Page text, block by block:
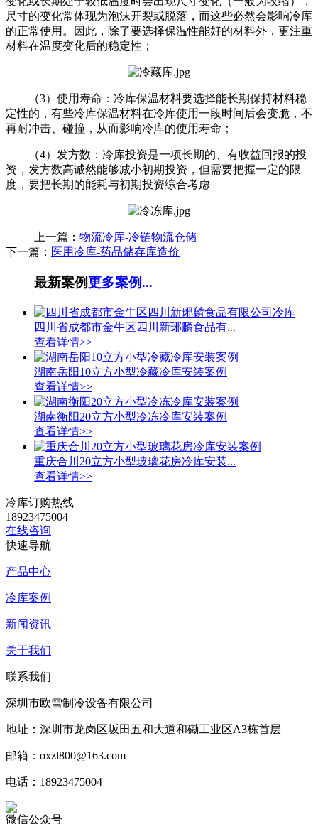
尺寸的变化常体现为泡沫开裂或脱落，而这些必然会影响冷库
的正常使用。因此，除了要选择保温性能好的材料外，更注重
材料在温度变化后的稳定性；
（3）使用寿命：冷库保温材料要选择能长期保持材料稳
定性的，有些冷库保温材料在冷库使用一段时间后会变脆，不
再耐冲击、碰撞，从而影响冷库的使用寿命；
（4）发方数：冷库投资是一项长期的、有收益回报的投
资，发方数高诚然能够减小初期投资，但需要把握一定的限
度，要把长期的能耗与初期投资综合考虑
上一篇： 物流冷库-冷链物流仓储
下一篇： 医用冷库-药品储存库造价
最新案例更多案例...
四川省成都市金牛区四川新琊麟食品有...
查看详情>>
湖南岳阳10立方小型冷藏冷库安装案例
查看详情>>
湖南衡阳20立方小型冷冻冷库安装案例
查看详情>>
重庆合川20立方小型玻璃花房冷库安装...
查看详情>>
冷库订购热线
18923475004
在线咨询
快速导航
产品中心
冷库案例
新闻资讯
关于我们
联系我们
深圳市欧雪制冷设备有限公司
地址：深圳市龙岗区坂田五和大道和磡工业区A3栋首层
邮箱：oxzl800@163.com
电话：18923475004
微信公众号